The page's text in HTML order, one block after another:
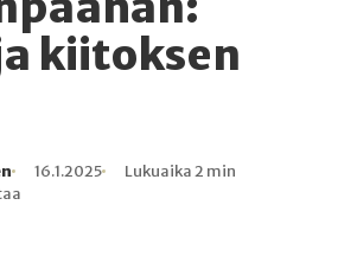
kiitoksen
16.1.2025
Lukuaika 2 min